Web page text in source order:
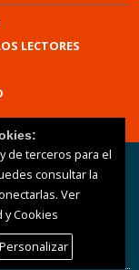
LECTORES
de
de terceros para el
consultar la
Ver
y Cookies
Personalizar